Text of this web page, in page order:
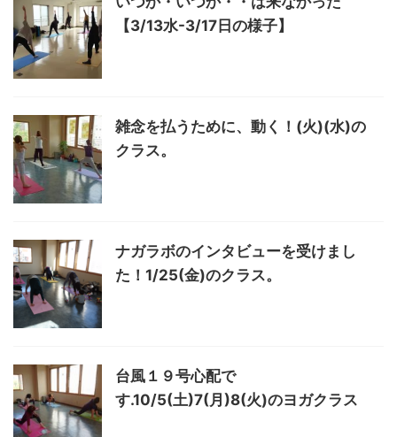
【3/13水-3/17日の様子】
雑念を払うために、動く！(火)(水)の
クラス。
ナガラボのインタビューを受けまし
た！1/25(金)のクラス。
台風１９号心配で
す.10/5(土)7(月)8(火)のヨガクラス